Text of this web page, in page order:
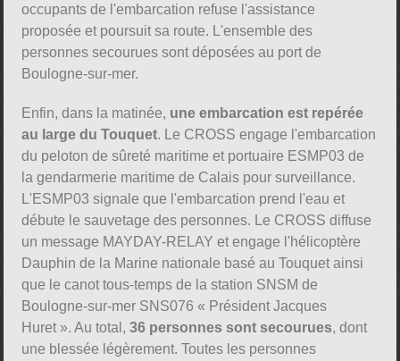
occupants de l'embarcation refuse l'assistance
proposée et poursuit sa route. L'ensemble des
personnes secourues sont déposées au port de
Boulogne-sur-mer.
Enfin, dans la matinée, une embarcation est repérée
au large du Touquet. Le CROSS engage l'embarcation
du peloton de sûreté maritime et portuaire ESMP03 de
la gendarmerie maritime de Calais pour surveillance.
L'ESMP03 signale que l'embarcation prend l'eau et
débute le sauvetage des personnes. Le CROSS diffuse
un message MAYDAY-RELAY et engage l'hélicoptère
Dauphin de la Marine nationale basé au Touquet ainsi
que le canot tous-temps de la station SNSM de
Boulogne-sur-mer SNS076 « Président Jacques
Huret ». Au total,36 personnes sont secourues, dont
une blessée légèrement. Toutes les personnes